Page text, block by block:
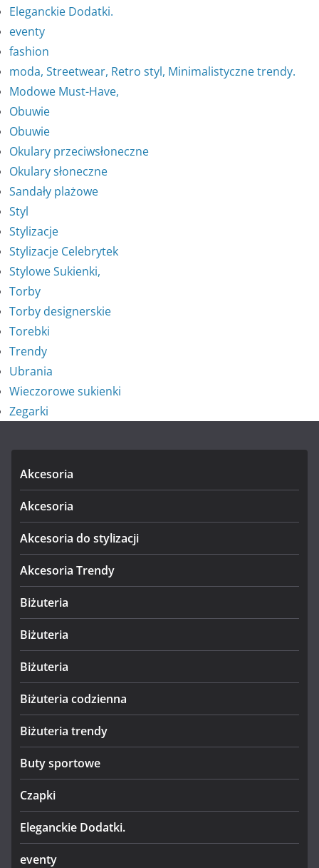
Eleganckie Dodatki.
eventy
fashion
moda, Streetwear, Retro styl, Minimalistyczne trendy.
Modowe Must-Have,
Obuwie
Obuwie
Okulary przeciwsłoneczne
Okulary słoneczne
Sandały plażowe
Styl
Stylizacje
Stylizacje Celebrytek
Stylowe Sukienki,
Torby
Torby designerskie
Torebki
Trendy
Ubrania
Wieczorowe sukienki
Zegarki
Akcesoria
Akcesoria
Akcesoria do stylizacji
Akcesoria Trendy
Biżuteria
Biżuteria
Biżuteria
Biżuteria codzienna
Biżuteria trendy
Buty sportowe
Czapki
Eleganckie Dodatki.
eventy